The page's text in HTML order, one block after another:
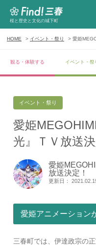
桜と歴史と文化の城下町
HOME イベント・祭り 愛姫
観る・体験する イベント・祭
イベント・祭り
愛姫
光』ＴＶ放送決
愛姫
放送決定！
更新日：
愛姫アニメーション
三春町では、伊達政宗の